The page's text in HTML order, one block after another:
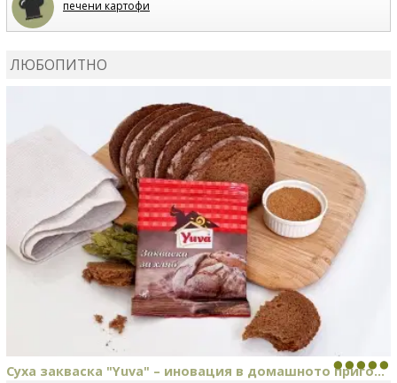
печени картофи
ЛЮБОПИТНО
Суха закваска "Yuva" – иновация в домашното приго...